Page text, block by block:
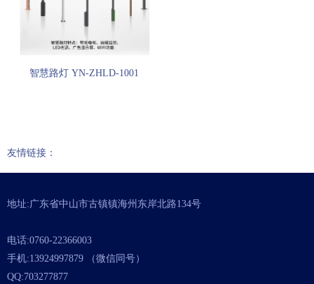
智慧路灯 YN-ZHLD-1001
友情链接：
地址:广东省中山市古镇镇海州东岸北路134号
电话:0760-22366003
手机:13924997879 （微信同号）
QQ:703277877